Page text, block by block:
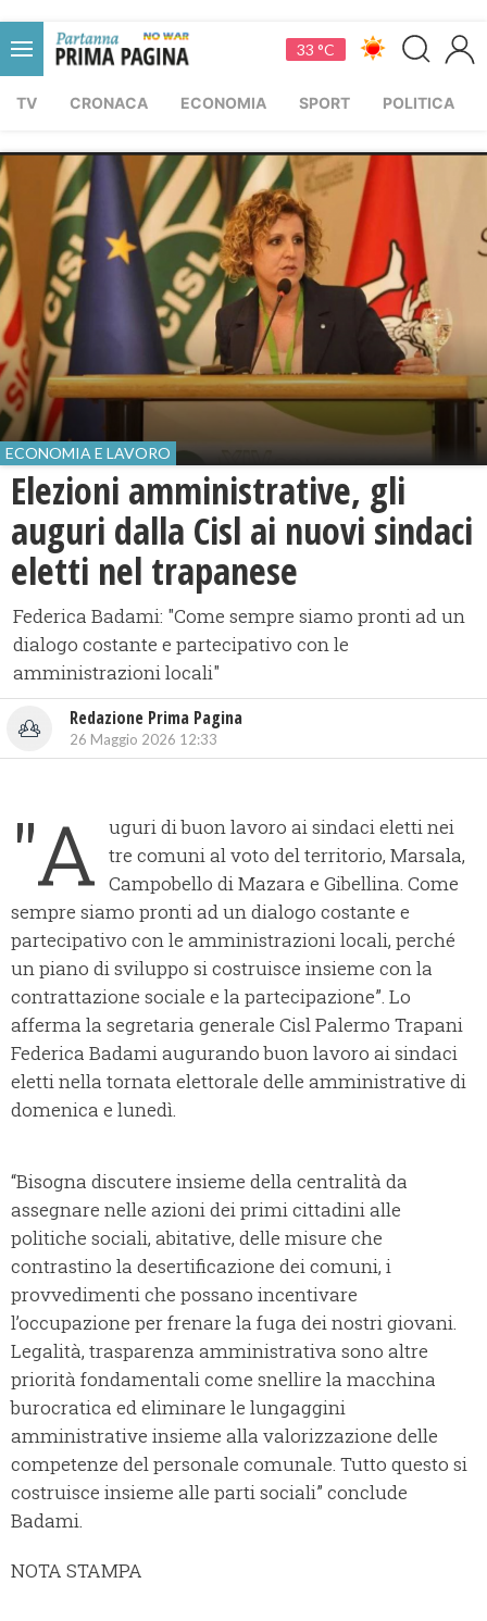
33 °C
TV CRONACA ECONOMIA SPORT POLITICA
ECONOMIA E LAVORO
Elezioni amministrative, gli
auguri dalla Cisl ai nuovi sindaci
eletti nel trapanese
Federica Badami: "Come sempre siamo pronti ad un
dialogo costante e partecipativo con le
amministrazioni locali"
Redazione Prima Pagina
26 Maggio 2026 12:33
"A uguri di buon lavoro ai sindaci eletti nei
tre comuni al voto del territorio, Marsala,
Campobello di Mazara e Gibellina. Come
sempre siamo pronti ad un dialogo costante e
partecipativo con le amministrazioni locali, perché
un piano di sviluppo si costruisce insieme con la
contrattazione sociale e la partecipazione”. Lo
afferma la segretaria generale Cisl Palermo Trapani
Federica Badami augurando buon lavoro ai sindaci
eletti nella tornata elettorale delle amministrative di
domenica e lunedì.
“Bisogna discutere insieme della centralità da
assegnare nelle azioni dei primi cittadini alle
politiche sociali, abitative, delle misure che
contrastino la desertificazione dei comuni, i
provvedimenti che possano incentivare
l’occupazione per frenare la fuga dei nostri giovani.
Legalità, trasparenza amministrativa sono altre
priorità fondamentali come snellire la macchina
burocratica ed eliminare le lungaggini
amministrative insieme alla valorizzazione delle
competenze del personale comunale. Tutto questo si
costruisce insieme alle parti sociali” conclude
Badami.
NOTA STAMPA